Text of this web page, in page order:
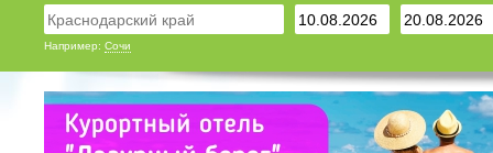
Например: Сочи